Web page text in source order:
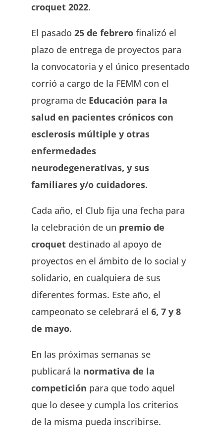
croquet 2022.
El pasado 25 de febrerofinalizó el
plazo de entrega de proyectos para
la convocatoria y el único presentado
corrió a cargo de la FEMM con el
programa de Educación para la
salud en pacientes crónicos con
esclerosis múltiple y otras
enfermedades
neurodegenerativas, y sus
familiares y/o cuidadores.
Cada año, el Club fija una fecha para
la celebración de un premio de
croquetdestinado al apoyo de
proyectos en el ámbito de lo social y
solidario, en cualquiera de sus
diferentes formas. Este año, el
campeonato se celebrará el 6, 7 y 8
de mayo.
En las próximas semanas se
publicará la normativa de la
competición para que todo aquel
que lo desee y cumpla los criterios
de la misma pueda inscribirse.